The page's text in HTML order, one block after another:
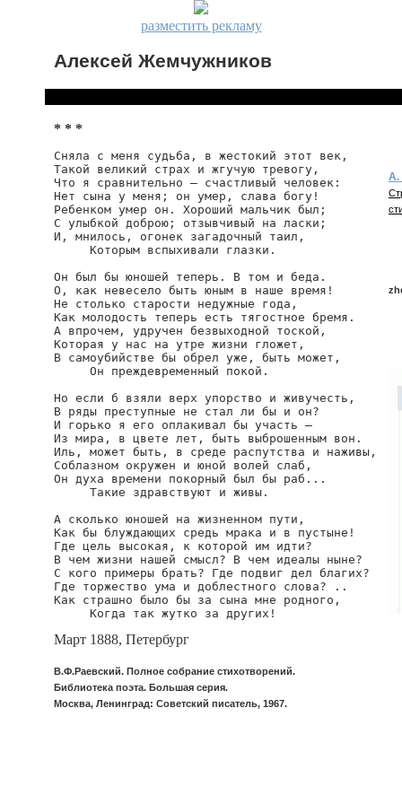
разместить рекламу
Алексей Жемчужников
* * *
Сняла с меня судьба, в жестокий этот век,
Такой великий страх и жгучую тревогу,
Что я сравнительно — счастливый человек:
Нет сына у меня; он умер, слава богу!
Ребенком умер он. Хороший мальчик был;
С улыбкой доброю; отзывчивый на ласки;
И, мнилось, огонек загадочный таил,
     Которым вспыхивали глазки.
Он был бы юношей теперь. В том и беда.
О, как невесело быть юным в наше время!
Не столько старости недужные года,
Как молодость теперь есть тягостное бремя.
А впрочем, удручен безвыходной тоской,
Которая у нас на утре жизни гложет,
В самоубийстве бы обрел уже, быть может,
     Он преждевременный покой.
Но если б взяли верх упорство и живучесть,
В ряды преступные не стал ли бы и он?
И горько я его оплакивал бы участь —
Из мира, в цвете лет, быть выброшенным вон.
Иль, может быть, в среде распутства и наживы,
Соблазном окружен и юной волей слаб,
Он духа времени покорный был бы раб...
     Такие здравствуют и живы.
А сколько юношей на жизненном пути,
Как бы блуждающих средь мрака и в пустыне!
Где цель высокая, к которой им идти?
В чем жизни нашей смысл? В чем идеалы ныне?
С кого примеры брать? Где подвиг дел благих?
Где торжество ума и доблестного слова? ..
Как страшно было бы за сына мне родного,
     Когда так жутко за других!
Март 1888, Петербург
В.Ф.Раевский. Полное собрание стихотворений.
Библиотека поэта. Большая серия.
Москва, Ленинград: Советский писатель, 1967.
А.